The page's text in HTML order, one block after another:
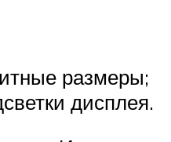
размеры;
дисплея.